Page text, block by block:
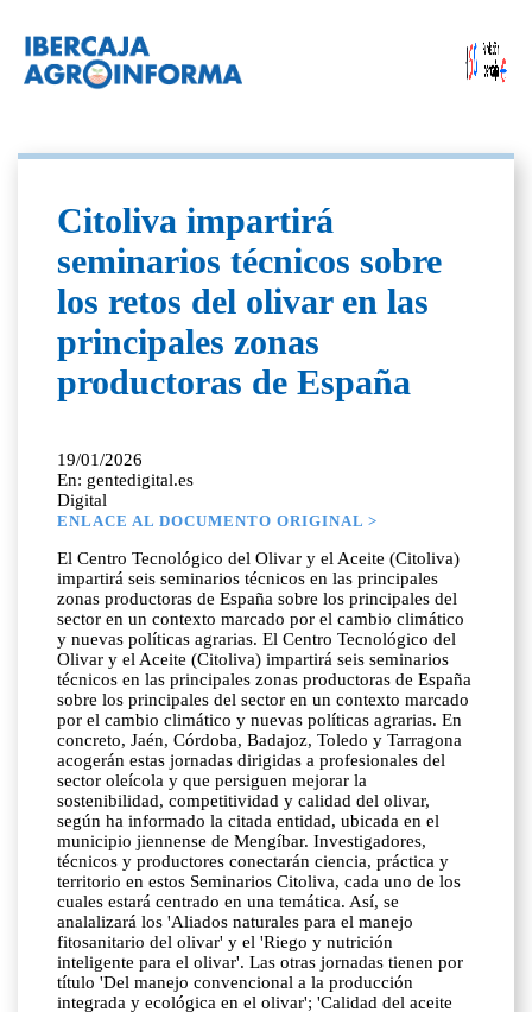
Citoliva impartirá
seminarios técnicos sobre
los retos del olivar en las
principales zonas
productoras de España
19/01/2026
En: gentedigital.es
Digital
ENLACE AL DOCUMENTO ORIGINAL >
El Centro Tecnológico del Olivar y el Aceite (Citoliva)
impartirá seis seminarios técnicos en las principales
zonas productoras de España sobre los principales del
sector en un contexto marcado por el cambio climático
y nuevas políticas agrarias. El Centro Tecnológico del
Olivar y el Aceite (Citoliva) impartirá seis seminarios
técnicos en las principales zonas productoras de España
sobre los principales del sector en un contexto marcado
por el cambio climático y nuevas políticas agrarias. En
concreto, Jaén, Córdoba, Badajoz, Toledo y Tarragona
acogerán estas jornadas dirigidas a profesionales del
sector oleícola y que persiguen mejorar la
sostenibilidad, competitividad y calidad del olivar,
según ha informado la citada entidad, ubicada en el
municipio jiennense de Mengíbar. Investigadores,
técnicos y productores conectarán ciencia, práctica y
territorio en estos Seminarios Citoliva, cada uno de los
cuales estará centrado en una temática. Así, se
analalizará los 'Aliados naturales para el manejo
fitosanitario del olivar' y el 'Riego y nutrición
inteligente para el olivar'. Las otras jornadas tienen por
título 'Del manejo convencional a la producción
integrada y ecológica en el olivar'; 'Calidad del aceite